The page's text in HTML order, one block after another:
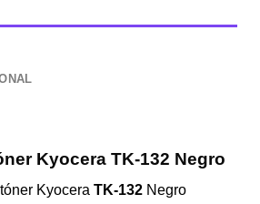
Kyocera TK-132 Negro
Kyocera TK-132 Negro